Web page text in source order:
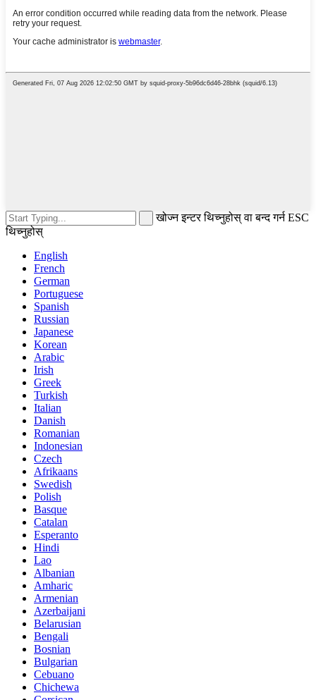
खोज्न इन्टर थिच्नुहोस् वा बन्द गर्न ESC
थिच्नुहोस्
English
French
German
Portuguese
Spanish
Russian
Japanese
Korean
Arabic
Irish
Greek
Turkish
Italian
Danish
Romanian
Indonesian
Czech
Afrikaans
Swedish
Polish
Basque
Catalan
Esperanto
Hindi
Lao
Albanian
Amharic
Armenian
Azerbaijani
Belarusian
Bengali
Bosnian
Bulgarian
Cebuano
Chichewa